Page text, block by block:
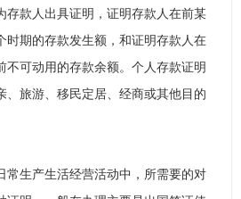
存款人出具证明，证明存款人在前某
时期的存款发生额，和证明存款人在
不可动用的存款余额。个人存款证明
、旅游、移民定居、经商或其他目的
常生产生活经营活动中，所需要的对